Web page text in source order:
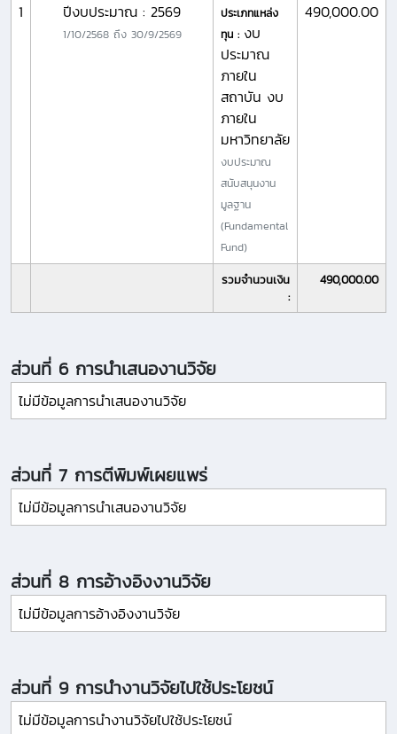
1 ปีงบประมาณ : 2569
1/10/2568ถึง 30/9/2569
ประเภทแหล่ง
ทุน : งบ
ประมาณ
ภายใน
สถาบัน งบ
ภายใน
มหาวิทยาลัย
งบประมาณ
สนับสนุนงาน
มูลฐาน
(Fundamental
Fund)
490,000.00
รวมจำนวนเงิน
:
490,000.00
ส่วนที่ 6 การนำเสนองานวิจัย
ไม่มีข้อมูลการนำเสนองานวิจัย
ส่วนที่ 7 การตีพิมพ์เผยแพร่
ไม่มีข้อมูลการนำเสนองานวิจัย
ส่วนที่ 8 การอ้างอิงงานวิจัย
ไม่มีข้อมูลการอ้างอิงงานวิจัย
ส่วนที่ 9 การนำงานวิจัยไปใช้ประโยชน์
ไม่มีข้อมูลการนำงานวิจัยไปใช้ประโยชน์